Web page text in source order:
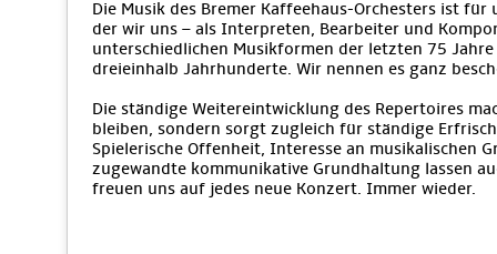
Die Musik des Bremer Kaffeehaus-Orchesters ist
der wir uns – als Interpreten, Bearbeiter und
unterschiedlichen Musikformen der letzten 75
dreieinhalb Jahrhunderte. Wir nennen es ganz
Die ständige Weitereintwicklung des Repertoires
bleiben, sondern sorgt zugleich für ständige
Spielerische Offenheit, Interesse an musikalischen
zugewandte kommunikative Grundhaltung lassen
freuen uns auf jedes neue Konzert. Immer wieder.